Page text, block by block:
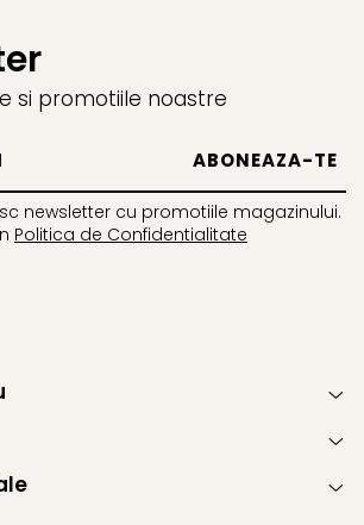
si promotiile noastre
newsletter cu promotiile magazinului.
Politica de Confidentialitate